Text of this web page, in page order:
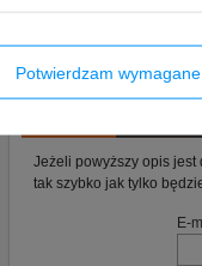
Jeżeli powyższy opis
tak szybko jak tylko
E-
Potwierdzam wymagane